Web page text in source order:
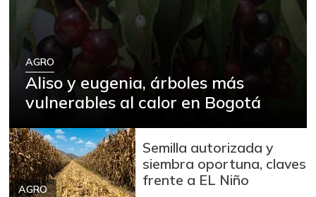
AGRO
Aliso y eugenia, árboles más
vulnerables al calor en Bogotá
AGRO
Semilla autorizada y
siembra oportuna, claves
frente a EL Niño